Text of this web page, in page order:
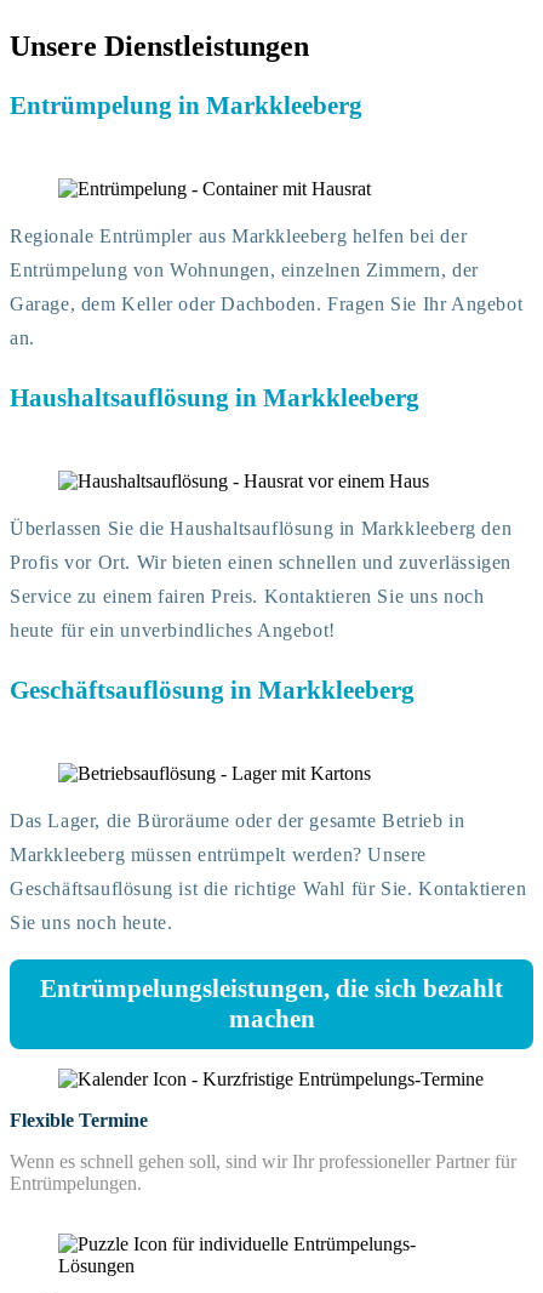
Unsere Dienstleistungen
Entrümpelung in Markkleeberg
Regionale Entrümpler aus Markkleeberg helfen bei der
Entrümpelung von Wohnungen, einzelnen Zimmern, der
Garage, dem Keller oder Dachboden. Fragen Sie Ihr Angebot
an.
Haushaltsauflösung in Markkleeberg
Überlassen Sie die Haushaltsauflösung in Markkleeberg den
Profis vor Ort. Wir bieten einen schnellen und zuverlässigen
Service zu einem fairen Preis. Kontaktieren Sie uns noch
heute für ein unverbindliches Angebot!
Geschäftsauflösung in Markkleeberg
Das Lager, die Büroräume oder der gesamte Betrieb in
Markkleeberg müssen entrümpelt werden? Unsere
Geschäftsauflösung ist die richtige Wahl für Sie. Kontaktieren
Sie uns noch heute.
Entrümpelungsleistungen, die sich bezahlt
machen
Flexible Termine
Wenn es schnell gehen soll, sind wir Ihr professioneller Partner für
Entrümpelungen.